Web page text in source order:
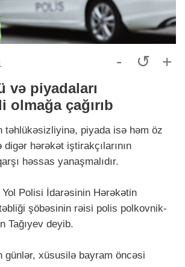
- ↺ +
və piyadaları
olmağa çağırıb
təhlükəsizliyinə, piyada isə həm öz
digər hərəkət iştirakçılarının
həssas yanaşmalıdır.
Polisi İdarəsinin Hərəkətin
şöbəsinin rəisi polis polkovnik-
Tağıyev deyib.
günlər, xüsusilə bayram öncəsi